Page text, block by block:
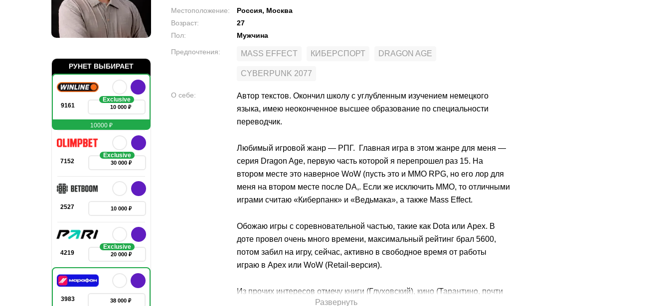
Местоположение:
Россия, Москва
Возраст:
27
Пол: Мужчина
Предпочтения: MASS EFFECT КИБЕРСПОРТ DRAGON AGE
CYBERPUNK 2077
Развернуть
О себе:
Автор текстов. Окончил школу с углубленным изучением немецкого
языка, имею неоконченное высшее образование по специальности
переводчик.
Любимый игровой жанр — РПГ. Главная игра в этом жанре для меня —
серия Dragon Age, первую часть которой я перепрошел раз 15. На
втором месте это наверное WoW (пусть это и MMO RPG, но его лор для
меня на втором месте после DA,. Если же исключить ММО, то отличными
играми считаю «Киберпанк» и «Ведьмака», а также Mass Effect.
Обожаю игры с соревновательной частью, такие как Dota или Арех. В
доте провел очень много времени, максимальный рейтинг брал 5600,
потом забил на игру, сейчас, активно в свободное время от работы
играю в Арех или WoW (Retail-версия).
Из прочих интересов отмечу книги (Глуховский), кино (Тарантино, почти
все фильмы с Кристианом Бэйлом) и др., YouTube (Illidan, 9impusle,
РУНЕТ ВЫБИРАЕТ
9161
Exclusive
10 000 ₽
10000 ₽
7152
Exclusive
30 000 ₽
2527 10 000 ₽
4219
Exclusive
20 000 ₽
3983 38 000 ₽